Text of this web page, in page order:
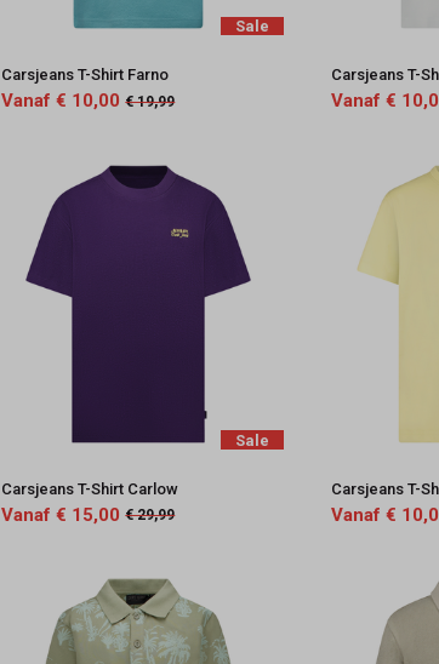
Sale
Carsjeans T-Shirt Farno
Vanaf € 10,00 € 19,99
Carsjeans T-
Vanaf €
Sale
Carsjeans T-Shirt Carlow
Vanaf € 15,00 € 29,99
Carsjeans T-
Vanaf €